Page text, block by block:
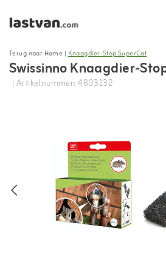
Terug naar Home |Knaagdier-Stop SuperCat
Swissinno Knaagdier-
| Artikelnummer: 4803132